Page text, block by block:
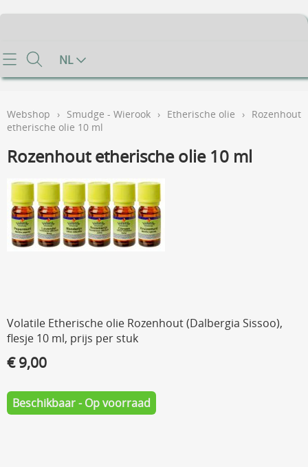
Home
Contact
Mijn account
Gastenboek
Voorwaarden
NL
Webshop › Smudge - Wierook › Etherische olie › Rozenhout
etherische olie 10 ml
Rozenhout etherische olie 10 ml
Volatile Etherische olie Rozenhout (Dalbergia Sissoo),
flesje 10 ml, prijs per stuk
€ 9,00
Beschikbaar - Op voorraad